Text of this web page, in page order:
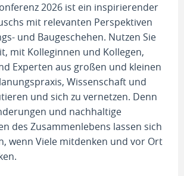
2026 ist ein inspirierender
mit relevanten Perspektiven
und Baugeschehen. Nutzen Sie
mit Kolleginnen und Kollegen,
Experten aus großen und kleinen
Wissenschaft und
und sich zu vernetzen. Denn
und nachhaltige
des Zusammenlebens lassen sich
wenn Viele mitdenken und vor Ort